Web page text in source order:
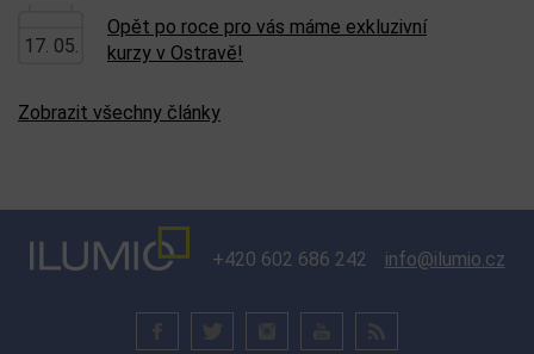
17. 05.
Opět po roce pro vás máme exkluzivní
kurzy v Ostravě!
Zobrazit všechny články
+420 602 686 242 info@ilumio.cz